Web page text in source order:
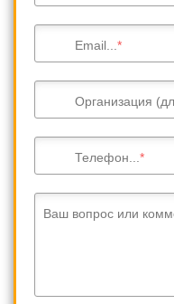
Email...
Организация
Телефон...
Ваш вопрос или